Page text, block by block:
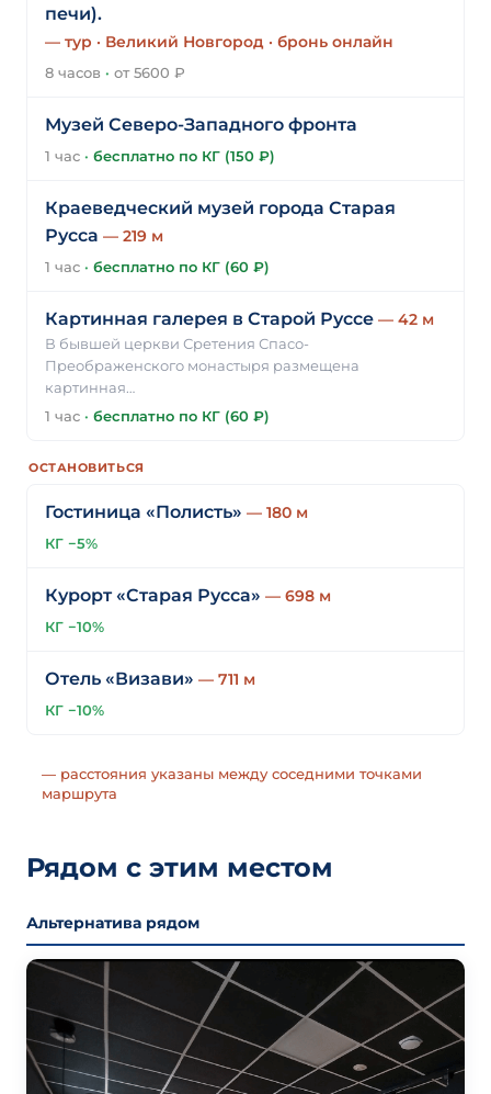
печи).
— тур · Великий Новгород · бронь онлайн
8 часов · от 5600 ₽
Музей Северо-Западного фронта
1 час · бесплатно по КГ (150 ₽)
Краеведческий музей города Старая
Русса — 219 м
1 час · бесплатно по КГ (60 ₽)
Картинная галерея в Старой Руссе — 42 м
В бывшей церкви Сретения Спасо-
Преображенского монастыря размещена
картинная…
1 час · бесплатно по КГ (60 ₽)
ОСТАНОВИТЬСЯ
Гостиница «Полисть» — 180 м
КГ −5%
Курорт «Старая Русса» — 698 м
КГ −10%
Отель «Визави» — 711 м
КГ −10%
— расстояния указаны между соседними точками
маршрута
Рядом с этим местом
Альтернатива рядом